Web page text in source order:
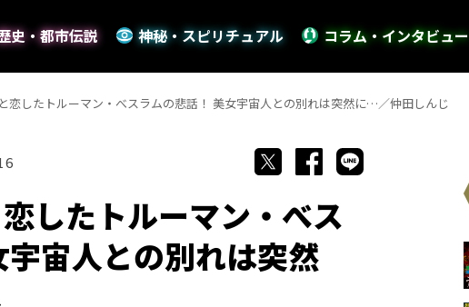
史・都市伝説 神秘・スピリチュアル コラム・インタビュー
恋したトルーマン・べスラムの悲話！ 美女宇宙人との別れは突然に…／仲田しんじ
したトルーマン・べス
宙人との別れは突然